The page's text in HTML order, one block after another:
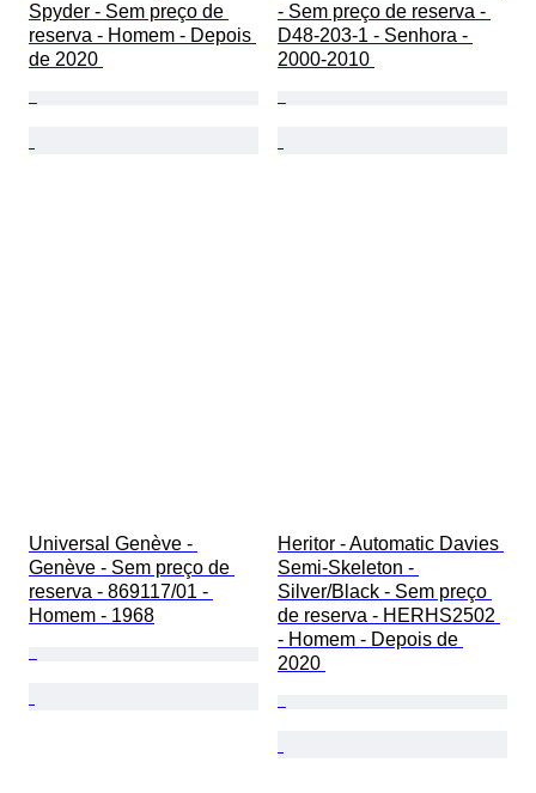
Spyder - Sem preço de
reserva - Homem - Depois
de 2020
- Sem preço de reserva -
D48-203-1 - Senhora -
2000-2010
Universal Genève -
Genève - Sem preço de
reserva - 869117/01 -
Homem - 1968
Heritor - Automatic Davies
Semi-Skeleton -
Silver/Black - Sem preço
de reserva - HERHS2502
- Homem - Depois de
2020